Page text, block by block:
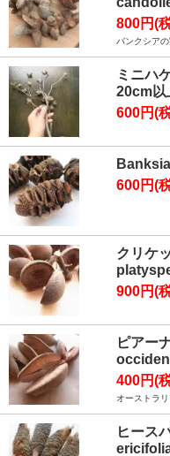
800円(
バンクシア
ミニハ
20cm以
600円(
600円(
クリケ
900円(
ピアー
400円(
オーストラ
ヒース